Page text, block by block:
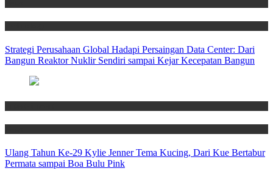
Strategi Perusahaan Global Hadapi Persaingan Data Center: Dari
Bangun Reaktor Nuklir Sendiri sampai Kejar Kecepatan Bangun
Ulang Tahun Ke-29 Kylie Jenner Tema Kucing, Dari Kue Bertabur
Permata sampai Boa Bulu Pink